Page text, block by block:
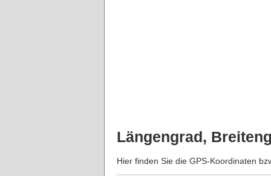
Längengrad,
Hier finden Sie die GPS-Koordinaten